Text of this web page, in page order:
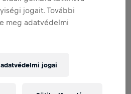
jogait. További
meg adatvédelmi
adatvédelmi jogai